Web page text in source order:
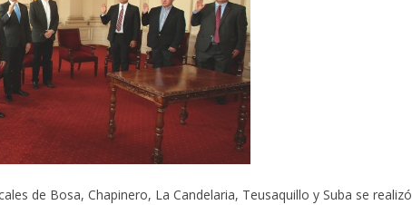
de Bosa, Chapinero, La Candelaria, Teusaquillo y Suba se realizó